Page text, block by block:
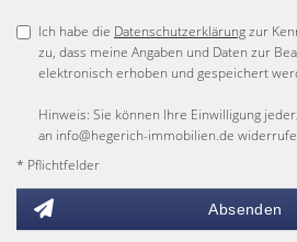
Ich habe die Datenschutzerklärungzur
zu, dass meine Angaben und Daten zur
elektronisch erhoben und gespeichert
Hinweis: Sie können Ihre Einwilligung
an info@hegerich-immobilien.de
* Pflichtfelder
Absenden